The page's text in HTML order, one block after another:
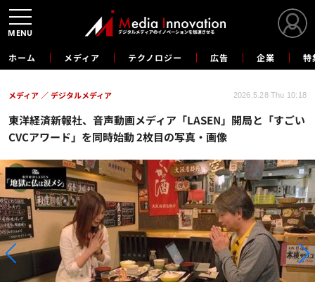
ホーム メディア テクノロジー 広告 企業 特
東洋経済新報社、音声動画メディア「LASEN」開局と「すごい
CVCアワード」を同時始動 2枚目の写真・画像
メディア デジタルメディア 2026.5.28 Thu 10:18
MENU